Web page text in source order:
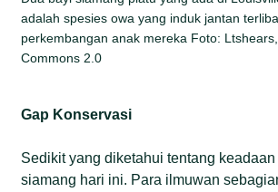
adalah spesies owa yang induk jantan
perkembangan anak mereka Foto:
Commons 2.0
Gap Konservasi
Sedikit yang diketahui tentang
siamang hari ini. Para ilmuwan